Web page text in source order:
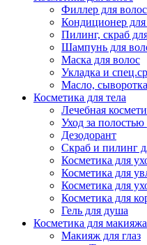
Филлер для волос
Кондиционер для
Пилинг, скраб
Шампунь для
Маска для волос
Укладка и
Масло,
Косметика для тела
Лечебная
Уход за полостью
Дезодорант
Скраб и пилинг
Косметика для
Косметика для
Косметика для
Косметика для
Гель для душа
Косметика для макияжа
Макияж для глаз